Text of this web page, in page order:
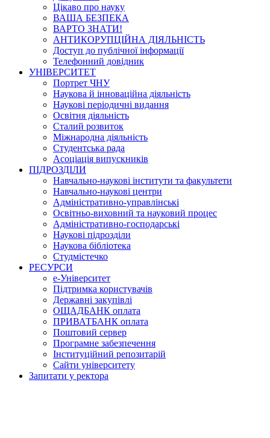
Цікаво про науку
ВАША БЕЗПЕКА
ВАРТО ЗНАТИ!
АНТИКОРУПЦІЙНА ДІЯЛЬНІСТЬ
Доступ до публічної інформації
Телефонний довідник
УНІВЕРСИТЕТ
Портрет ЧНУ
Наукова й інноваційна діяльність
Наукові періодичні видання
Освітня діяльність
Сталий розвиток
Міжнародна діяльність
Студентська рада
Асоціація випускників
ПІДРОЗДІЛИ
Навчально-наукові інститути та факультети
Навчально-наукові центри
Адміністративно-управлінські
Освітньо-виховний та науковий процес
Адміністративно-господарські
Наукові підрозділи
Наукова бібліотека
Студмістечко
РЕСУРСИ
е-Університет
Підтримка користувачів
Державні закупівлі
ОЩАДБАНК оплата
ПРИВАТБАНК оплата
Поштовий сервер
Програмне забезпечення
Інституційний репозитарій
Сайти університету
Запитати у ректора